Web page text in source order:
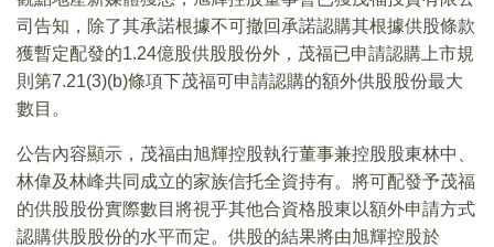
司告知，除了其承諾根據不可撤回承諾認購其根據供股條款
獲暫定配發的1.24億股供股股份外，茂福已申請認購上市規
則第7.21(3)(b)條項下茂福可申請認購的額外供股股份最大
數目。
公告內容顯示，茂福由旭輝控股執行董事兼控股股東林中、
林偉及林峰共同成立的家族信托全資持有。將可配發予茂福
的供股股份實際數目將視乎其他合資格股東以額外申請方式
認購供股股份的水平而定。供股的結果將由旭輝控股於